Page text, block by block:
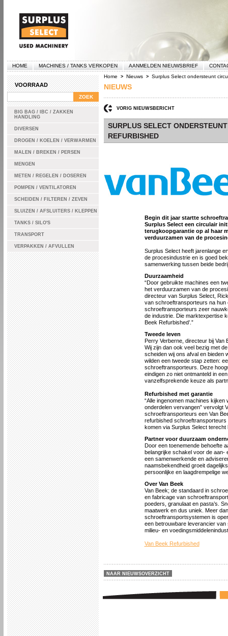
HOME MACHINES / TANKS VERKOPEN AANMELDEN NIEUWSBRIEF
VOORRAAD
BIG BAG / IBC / ZAKKEN
HANDLING
DIVERSEN
DROGEN / KOELEN / VERWARMEN
MALEN / BREKEN / PERSEN
MENGEN
METEN / REGELEN / DOSEREN
POMPEN / VENTILATOREN
SCHEIDEN / FILTEREN / ZEVEN
SLUIZEN / AFSLUITERS / KLEPPEN
TANKS / SILO'S
TRANSPORT
VERPAKKEN / AFVULLEN
Home > Nieuws > Surplus Select ondersteunt
NIEUWS
VORIG NIEUWSBERICHT
SURPLUS SELECT
REFURBISHED
Begin dit jaar startte
Surplus Select een circulair
terugkoopgarantie op al haar
verduurzamen van de
Surplus Select heeft jarenlange
de procesindustrie en is goed
samenwerking tussen beide
Duurzaamheid
“Door gebruikte machines een
het verduurzamen van de
directeur van Surplus Select,
van schroeftransporteurs na hun
schroeftransporteurs zeer
de industrie. Die marktexpertise
Beek Refurbished’.”
Tweede leven
Perry Verberne, directeur bij Van
Wij zijn dan ook veel bezig met
scheiden wij ons afval en bieden
wilden een tweede stap zetten:
schroeftransporteurs. Deze
eindigen zo niet ontmanteld in
vanzelfsprekende keuze als
Refurbished met garantie
“Alle ingenomen machines
onderdelen vervangen” vervolgt
schroeftransporteurs een Van
refurbished schroeftransporteurs
komen via Surplus Select terecht
Partner voor duurzaam
Door een toenemende behoefte
belangrijke schakel voor de aan-
een samenwerkende en
naamsbekendheid groeit
persoonlijke en laagdrempelige
Over Van Beek
Van Beek; de standaard in
en fabricage van
poeders, granulaat en pasta’s.
maatwerk en dus uniek. Meer
schroeftransportsystemen is
een betrouwbare leverancier
milieu- en
Van Beek Refurbished
NAAR NIEUWSOVERZICHT